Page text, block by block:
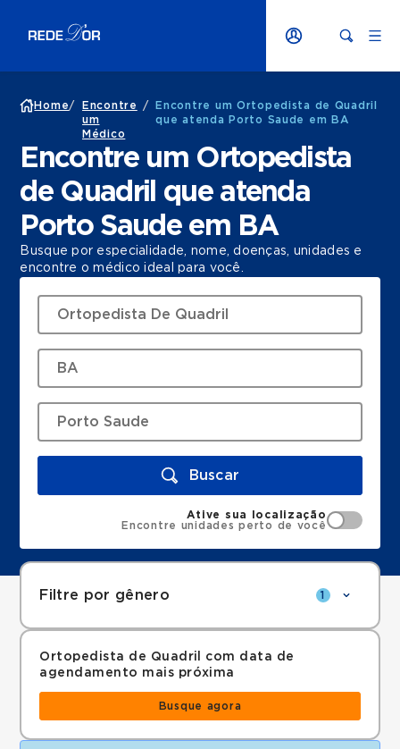
Home/
Encontre
um
Médico
/
Encontre um Ortopedista de Quadril
que atenda Porto Saude em BA
Encontre um Ortopedista
de Quadril que atenda
Porto Saude em BA
Busque por especialidade, nome, doenças, unidades e
encontre o médico ideal para você.
Buscar
Ative sua localização
Encontre unidades perto de você
Filtre por gênero 1
Ortopedista de Quadril com data de
agendamento mais próxima
Busque agora